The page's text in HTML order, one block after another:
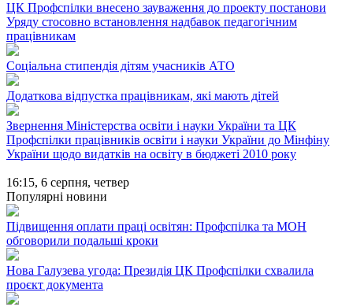
ЦК Профспілки внесено зауваження до проекту постанови
Уряду стосовно встановлення надбавок педагогічним
працівникам
Соціальна стипендія дітям учасників АТО
Додаткова відпустка працівникам, які мають дітей
Звернення Міністерства освіти і науки України та ЦК
Профспілки працівників освіти і науки України до Мінфіну
України щодо видатків на освіту в бюджеті 2010 року
16:15, 6 серпня, четвер
Популярні новини
Підвищення оплати праці освітян: Профспілка та МОН
обговорили подальші кроки
Нова Галузева угода: Президія ЦК Профспілки схвалила
проєкт документа